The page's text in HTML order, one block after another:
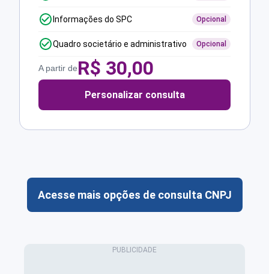
Informações do SPC Opcional
Quadro societário e administrativo Opcional
A partir deR$ 30,00
Personalizar consulta
Acesse mais opções de consulta CNPJ